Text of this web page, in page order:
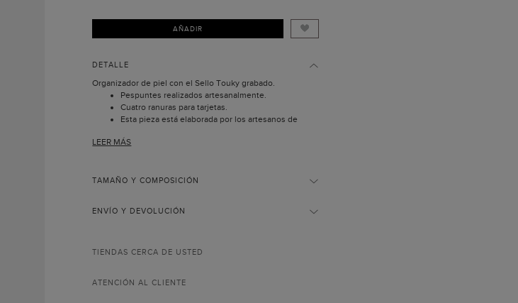
AÑADIR
DETALLE
Organizador de piel con el Sello Touky grabado.
Pespuntes realizados artesanalmente.
Cuatro ranuras para tarjetas.
Esta pieza está elaborada por los artesanos de
Todas las pieles utilizadas para confeccionar
LEER MÁS
TAMAÑO Y COMPOSICIÓN
ENVÍO Y DEVOLUCIÓN
TIENDAS CERCA DE USTED
ATENCIÓN AL CLIENTE